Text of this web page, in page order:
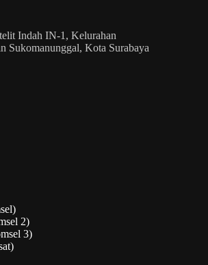
Indah IN-1, Kelurahan
Sukomanunggal, Kota Surabaya
2)
3)